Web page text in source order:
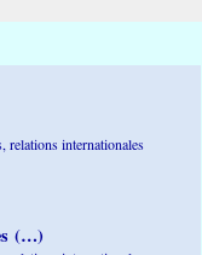
relations internationales
(…)